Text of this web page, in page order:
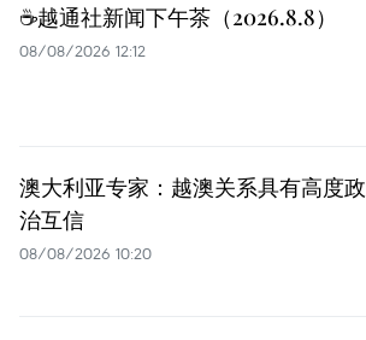
☕️越通社新闻下午茶（2026.8.8）
08/08/2026 12:12
澳大利亚专家：越澳关系具有高度政
治互信
08/08/2026 10:20